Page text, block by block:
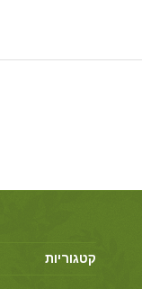
קטגוריות